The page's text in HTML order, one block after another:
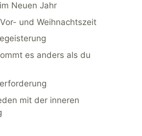
Neuen Jahr
und Weihnachtszeit
es anders als du
mit der inneren